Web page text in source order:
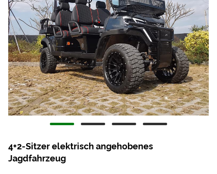
4+2-Sitzer elektrisch angehobenes
Jagdfahrzeug